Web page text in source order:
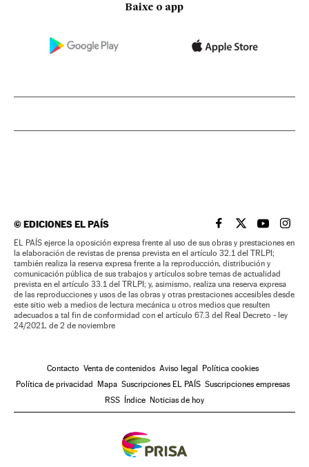
Baixe o app
©EDICIONES EL PAÍS EL PAÍS BRASIL EN
EL PAÍSEL PAÍS
EL
EL PAÍS ejerce la oposición expresa frente al uso de sus obras y prestaciones en
la elaboración de revistas de prensa prevista en el artículo 32.1 del TRLPI;
también realiza la reserva expresa frente a la reproducción, distribución y
comunicación pública de sus trabajos y artículos sobre temas de actualidad
prevista en el artículo 33.1 del TRLPI; y, asimismo, realiza una reserva expresa
de las reproducciones y usos de las obras y otras prestaciones accesibles desde
este sitio web a medios de lectura mecánica u otros medios que resulten
adecuados a tal fin de conformidad con el artículo 67.3 del Real Decreto - ley
24/2021, de 2 de noviembre
Contacto Venta de contenidos Aviso legal Política cookies
Política de privacidad Mapa Suscripciones EL PAÍS Suscripciones empresas
RSS Índice Noticias de hoy